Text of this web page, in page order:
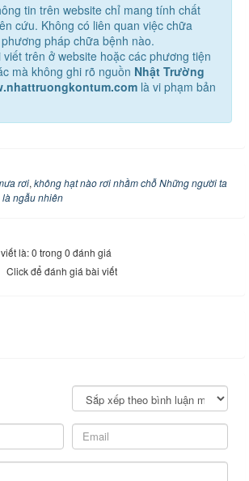
tin trên website chỉ mang tính chất
cứu. Không có liên quan việc chữa
pháp chữa bệnh nào.
trên ở website hoặc các phương tiện
mà không ghi rõ nguồn Nhật Trường
là vi phạm bản
rơi, không hạt nào rơi nhầm chỗ Những người ta
ngẫu nhiên
là: 0 trong 0 đánh giá
Click để đánh giá bài viết